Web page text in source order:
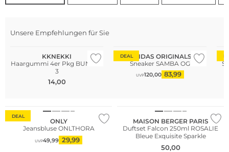
Unsere Empfehlungen für Sie
Multi Pack
KKNEKKI
Haargummi 4er Pkg BUNDLE
3
14,00
DEALADIDAS ORIGINALS
Sneaker SAMBA OG
UVP120,00 83,99
DEAL
ONLY
Jeansbluse ONLTHORA
UVP49,99 29,99
MAISON BERGER PARIS
Duftset Falcon 250ml ROSALIE
Bleue Exquisite Sparkle
50,00